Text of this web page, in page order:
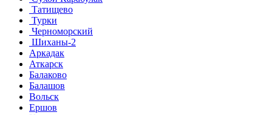
Татищево
Турки
Черноморский
Шиханы-2
Аркадак
Аткарск
Балаково
Балашов
Вольск
Ершов